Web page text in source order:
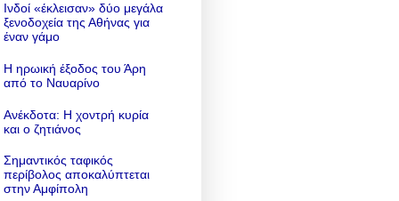
Ινδοί «έκλεισαν» δύο μεγάλα
ξενοδοχεία της Αθήνας για
έναν γάμο
Η ηρωική έξοδος του Άρη
από το Ναυαρίνο
Ανέκδοτα: Η χοντρή κυρία
και ο ζητιάνος
Σημαντικός ταφικός
περίβολος αποκαλύπτεται
στην Αμφίπολη